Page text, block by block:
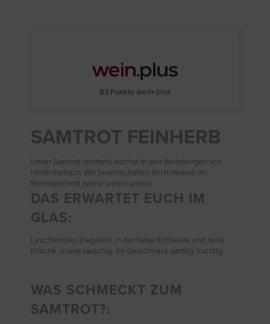
83 Punkte wein-plus
SAMTROT FEINHERB
Unser Samtrot feinherb wächst in den Weinbergen von
Hohenhaslach. Wir bewirtschaften ihn teilweise im
Minimalschnitt (siehe weiter unten).
DAS ERWARTET EUCH IM
GLAS:
Leuchtendes Ziegelrot. In der Nase Erdbeere und helle
Kirsche, etwas rauschig. Im Geschmack samtig fruchtig.
WAS SCHMECKT ZUM
SAMTROT?: